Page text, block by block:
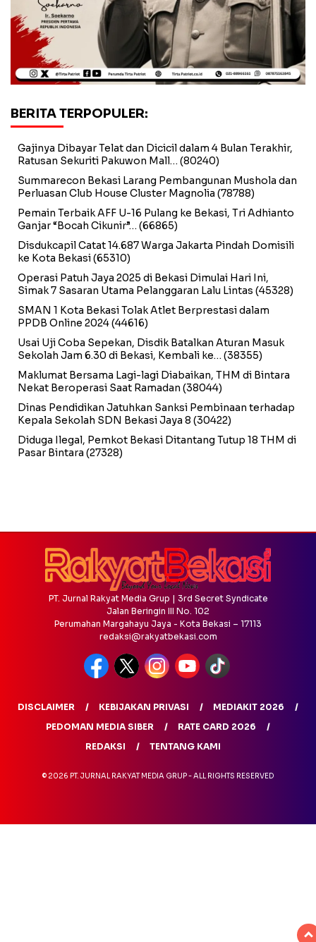
BERITA TERPOPULER:
Gajinya Dibayar Telat dan Dicicil dalam 4 Bulan Terakhir,
Ratusan Sekuriti Pakuwon Mall… (80240)
Summarecon Bekasi Larang Pembangunan Mushola dan
Perluasan Club House Cluster Magnolia (78788)
Pemain Terbaik AFF U-16 Pulang ke Bekasi, Tri Adhianto
Ganjar “Bocah Cikunir”… (66865)
Disdukcapil Catat 14.687 Warga Jakarta Pindah Domisili
ke Kota Bekasi(65310)
Operasi Patuh Jaya 2025 di Bekasi Dimulai Hari Ini,
Simak 7 Sasaran Utama Pelanggaran Lalu Lintas (45328)
SMAN 1 Kota Bekasi Tolak Atlet Berprestasi dalam
PPDB Online 2024(44616)
Usai Uji Coba Sepekan, Disdik Batalkan Aturan Masuk
Sekolah Jam 6.30 di Bekasi, Kembali ke… (38355)
Maklumat Bersama Lagi-lagi Diabaikan, THM di Bintara
Nekat Beroperasi Saat Ramadan (38044)
Dinas Pendidikan Jatuhkan Sanksi Pembinaan terhadap
Kepala Sekolah SDN Bekasi Jaya 8 (30422)
Diduga Ilegal, Pemkot Bekasi Ditantang Tutup 18 THM di
Pasar Bintara (27328)
PT. Jurnal Rakyat Media Grup | 3rd Secret Syndicate
Jalan Beringin III No. 102
Perumahan Margahayu Jaya - Kota Bekasi – 17113
redaksi@rakyatbekasi.com
DISCLAIMER KEBIJAKAN PRIVASI
MEDIAKIT 2026
PEDOMAN MEDIA SIBER
RATE CARD 2026
REDAKSI
TENTANG KAMI
© 2026 PT. JURNAL RAKYAT MEDIA GRUP - ALL RIGHTS RESERVED